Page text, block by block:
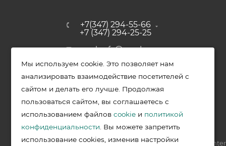
+7(347) 294-55-66
+7 (347) 294-25-25
upak-ufa@yandex.ru
Уфимский район, с. Зубово, ул.
Полевая, д. 44/2, к. 2
2026 © Меркурий - упаковочная продукция от ведущих
производителей в Уфе
Разработка —
VIS.center
Мы используем cookie. Это позволяет нам
анализировать взаимодействие посетителей с
сайтом и делать его лучше. Продолжая
пользоваться сайтом, вы соглашаетесь с
использованием файловcookie и политикой
конфиденциальности . Вы можете запретить
использование cookies, изменив настройки